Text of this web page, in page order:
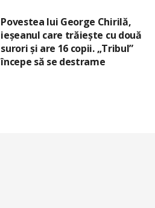
Povestea lui George Chirilă,
ieșeanul care trăiește cu două
surori și are 16 copii. „Tribul”
începe să se destrame